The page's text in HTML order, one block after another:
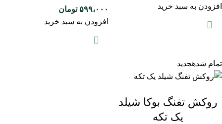
افزودن به سبد خرید
۵۹۹،۰۰۰ تومان
افزودن به سبد خرید
تمام شدهجدید
روکش تفنگ بوکا شیلد
یک تکه